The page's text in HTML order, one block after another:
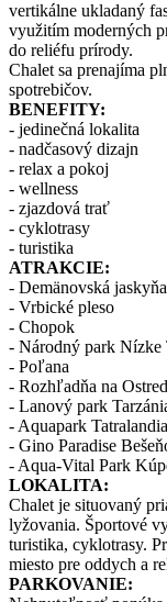
vertikálne ukladaný
využitím moderných
do reliéfu prírody.
Chalet sa prenajíma
spotrebičov.
BENEFITY:
- jedinečná lokalita
- nadčasový dizajn
- relax a pokoj
- wellness
- zjazdová trať
- cyklotrasy
- turistika
ATRAKCIE:
- Demänovská
- Vrbické pleso
- Chopok
- Národný park Nízke
- Poľana
- Rozhľadňa na
- Lanový park
- Aquapark Tatralandia
- Gino Paradise
- Aqua-Vital Park
LOKALITA:
Chalet je situovaný
lyžovania. Športové
turistika, cyklotrasy.
miesto pre oddych a
PARKOVANIE: